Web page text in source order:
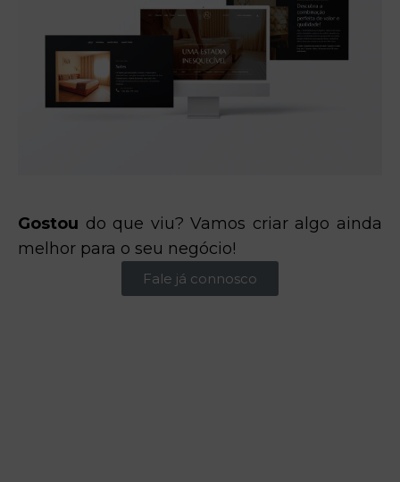
Gostou do que viu? Vamos criar algo ainda
melhor para o seu negócio!
Fale já connosco